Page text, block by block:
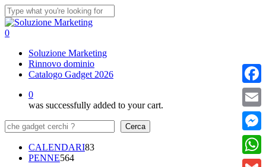
Skip
to
main
Close
Search
0
Soluzione Marketing
Rinnovo dominio
Catalogo Gadget 2026
0
was successfully added to your cart.
Cerca
Cerca
CALENDARI8383
PENNE564564
Email